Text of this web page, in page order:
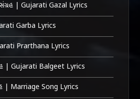
| Gujarati Gazal Lyrics
Garba Lyrics
Prarthana Lyrics
| Gujarati Balgeet Lyrics
| Marriage Song Lyrics